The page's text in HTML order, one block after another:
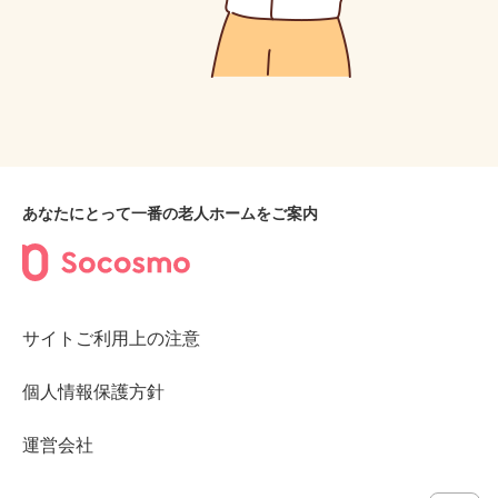
あなたにとって一番の老人ホームをご案内
サイトご利用上の注意
個人情報保護方針
運営会社